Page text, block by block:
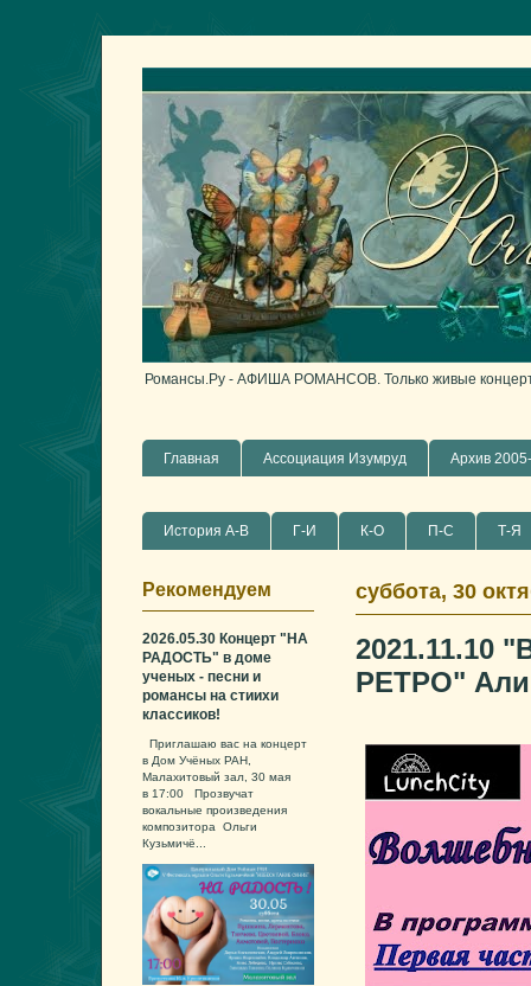
Романсы.Ру - АФИША РОМАНСОВ. Только живые
Главная Ассоциация Изумруд Архив 2005-
История А-В Г-И К-О П-С Т-Я
суббота, 30
2021.11.10
РЕТРО"
Рекомендуем
2026.05.30 Концерт "НА
РАДОСТЬ" в доме
ученых - песни и
романсы на стиихи
классиков!
Приглашаю вас на концерт
в Дом Учёных РАН,
Малахитовый зал, 30 мая
в 17:00 Прозвучат
вокальные произведения
композитора Ольги
Кузьмичё...